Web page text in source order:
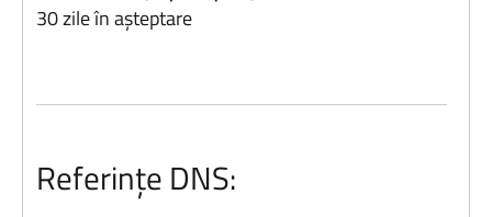
30 zile în așteptare
Referințe DNS: